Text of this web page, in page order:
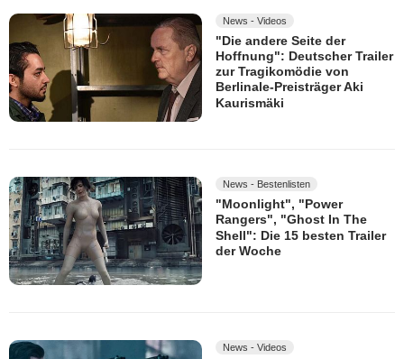
News - Videos
"Die andere Seite der
Hoffnung": Deutscher Trailer
zur Tragikomödie von
Berlinale-Preisträger Aki
Kaurismäki
News - Bestenlisten
"Moonlight", "Power
Rangers", "Ghost In The
Shell": Die 15 besten Trailer
der Woche
News - Videos